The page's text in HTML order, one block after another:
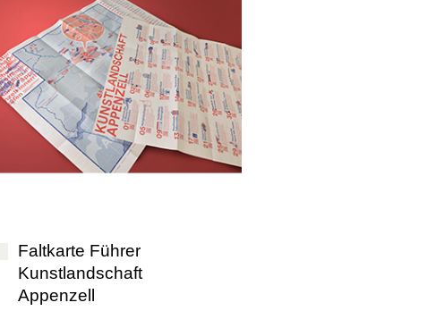
Faltkarte Führer
Kunstlandschaft
Appenzell